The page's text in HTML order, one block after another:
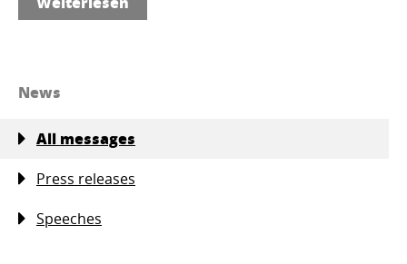
News
All messages
Press releases
Speeches